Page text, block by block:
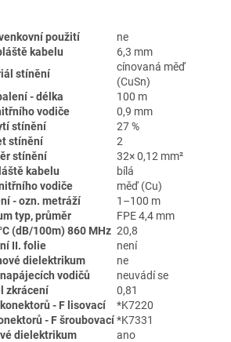
použití
ne
kabelu
6,3 mm
stínění
cínovaná měď
(CuSn)
- délka
100 m
vodiče
0,9 mm
stínění
27 %
stínění
2
stínění
32× 0,12 mm²
kabelu
bílá
vodiče
měď (Cu)
- ozn. metráží
1–100 m
typ, průměr
FPE 4,4 mm
(dB/100m) 860 MHz 20,8
II. folie
není
dielektrikum
ne
vodičů
neuvádí se
zkrácení
0,81
- F lisovací
*K7220
- F šroubovací *K7331
dielektrikum
ano